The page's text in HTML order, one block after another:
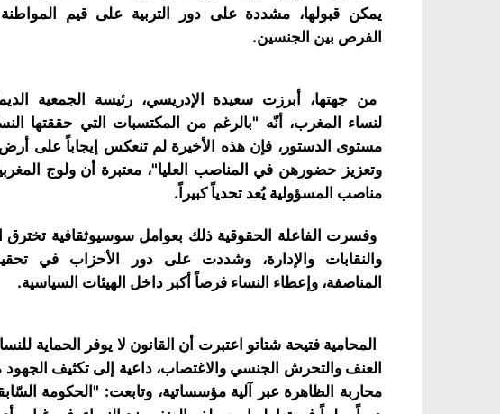
يمكن قبولها، مشددة على دور التربية على قيم المواطنة
الفرص بين الجنسين.
من جهتها، أبرزت سعيدة الإدريسي، رئيسة الجمعية
لنساء المغرب، أنّه "بالرغم من المكتسبات التي حققتها
مستوى الدستور، فإن هذه الأخيرة لم تنعكس إيجاباً على أرض
وتعزيز حضورهن في المناصب العليا"، معتبرة أن ولوج
مناصب المسؤولية يُعد تحدياً كبيراً.
وفسرت الفاعلة الحقوقية ذلك بعوامل سوسيوثقافية تخترق
والنقابات والإدارة، وشددت على دور الأحزاب في
المناصفة، وإعطاء النساء فرصاً أكبر داخل الهيئات السياسية.
المحامية فتيحة شتاتو اعتبرت أن القانون لا يوفر الحماية
العنف والتحرش الجنسي والاغتصاب، داعية إلى تكثيف
محاربة الظاهرة عبر آلية مؤسساتية، وتابعت: "الحكومة